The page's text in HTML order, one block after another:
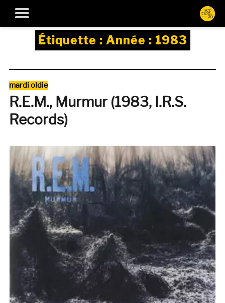
Étiquette : Année : 1983
Catégories
mardi oldie
R.E.M., Murmur (1983, I.R.S.
Records)